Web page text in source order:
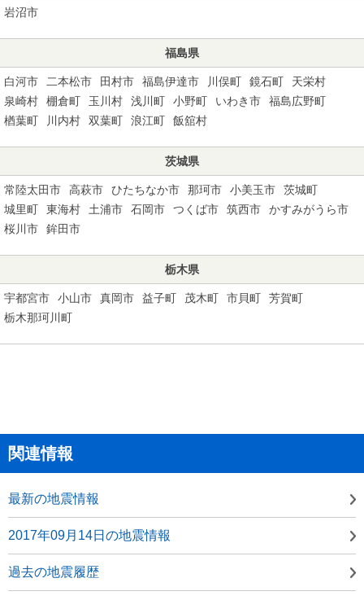
岩沼市
福島県
白河市 二本松市 田村市 福島伊達市 川俣町 鏡石町
天栄村
泉崎村
棚倉町 玉川村 浅川町 小野町 いわき市
福島広野町
楢葉町
川内村 双葉町 浪江町 飯舘村
茨城県
常陸太田市 高萩市 ひたちなか市 那珂市 小美玉市
茨城町
城里町
東海村 土浦市 石岡市 つくば市 筑西市
かすみがうら市
桜川市
鉾田市
栃木県
宇都宮市 小山市 真岡市 益子町 茂木町 市貝町
芳賀町
栃木那珂川町
関連情報
最新の地震情報
2017年09月14日の地震情報
過去の地震履歴